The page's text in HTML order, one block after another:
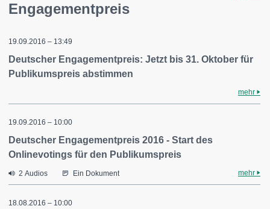
Engagementpreis
19.09.2016 – 13:49
Deutscher Engagementpreis: Jetzt bis 31. Oktober für
Publikumspreis abstimmen
mehr
19.09.2016 – 10:00
Deutscher Engagementpreis 2016 - Start des
Onlinevotings für den Publikumspreis
2 Audios Ein Dokument mehr
18.08.2016 – 10:00